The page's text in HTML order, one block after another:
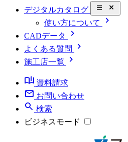
デジタルカタログ close_small
使い方について chevron_right
CADデータ chevron_right
よくある質問 chevron_right
施工店一覧
chevron_right
book_ribbon 資料請求
mail お問い合わせ
search 検索
ビジネスモード